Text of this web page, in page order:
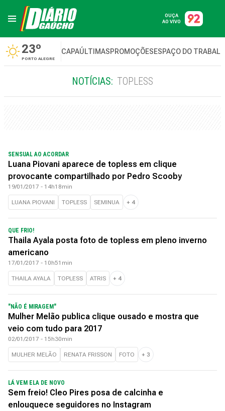
OUÇA
AO VIVO
23º
PORTO ALEGRE
CAPAÚLTIMASPROMOÇÕESESPAÇO DO
NOTÍCIAS: TOPLESS
SENSUAL AO ACORDAR
Luana Piovani aparece de topless em clique
provocante compartilhado por Pedro Scooby
19/01/2017 - 14h18min
LUANA PIOVANI TOPLESS SEMINUA + 4
QUE FRIO!
Thaila Ayala posta foto de topless em pleno inverno
americano
17/01/2017 - 10h51min
THAILA AYALA TOPLESS ATRIS + 4
"NÃO É MIRAGEM"
Mulher Melão publica clique ousado e mostra que
veio com tudo para 2017
02/01/2017 - 15h30min
MULHER MELÃO RENATA FRISSON FOTO + 3
LÁ VEM ELA DE NOVO
Sem freio! Cleo Pires posa de calcinha e
enlouquece seguidores no Instagram